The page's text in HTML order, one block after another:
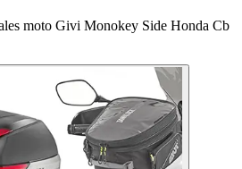
moto Givi Monokey Side Honda Cb